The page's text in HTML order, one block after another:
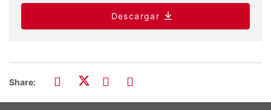
Descargar
Share: